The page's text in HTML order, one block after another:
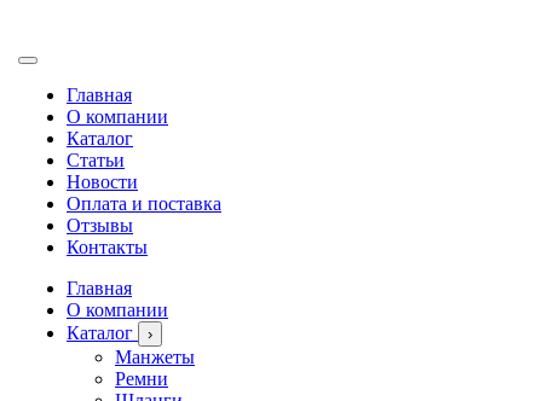
Главная
О компании
Каталог
Статьи
Новости
Оплата и поставка
Отзывы
Контакты
Главная
О компании
Каталог
›
Манжеты
Ремни